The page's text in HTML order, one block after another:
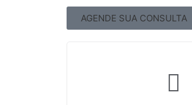
AGENDE SUA CONSULTA